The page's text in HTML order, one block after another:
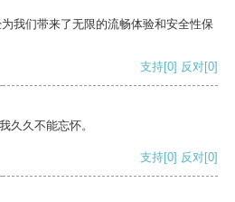
我们带来了无限的流畅体验和安全性保
支持[0] 反对[0]
久久不能忘怀。
支持[0] 反对[0]